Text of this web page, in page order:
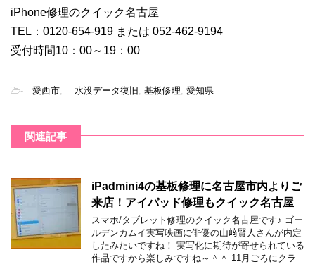
iPhone修理のクイック名古屋
TEL：0120-654-919 または 052-462-9194
受付時間10：00～19：00
- 愛西市 水没データ復旧 基板修理 愛知県
関連記事
iPadmini4の基板修理に名古屋市内よりご
来店！アイパッド修理もクイック名古屋
スマホ/タブレット修理のクイック名古屋です♪ ゴー
ルデンカムイ実写映画に俳優の山﨑賢人さんが内定
したみたいですね！ 実写化に期待が寄せられている
作品ですから楽しみですね～＾＾ 11月ごろにクラ